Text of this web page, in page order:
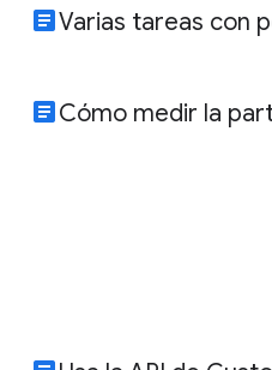
articleVarias tareas con
articleCómo medir la